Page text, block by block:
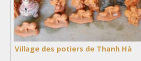
Village des potiers de Thanh Hà